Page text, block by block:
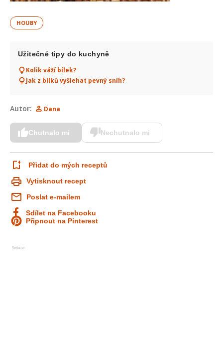
HOUBY
Užitečné tipy do kuchyně
Kolik váží bílek?
Jak z bílků vyšlehat pevný sníh?
Autor: Dana
Chutnalo mi Nechutnalo mi
Přidat do mých receptů
Vytisknout recept
Poslat e-mailem
Sdílet na Facebooku
Připnout na Pinterest
Reklama